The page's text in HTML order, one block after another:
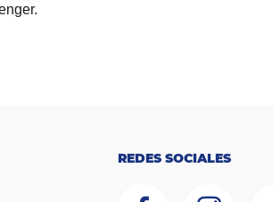
REDES SOCIALES